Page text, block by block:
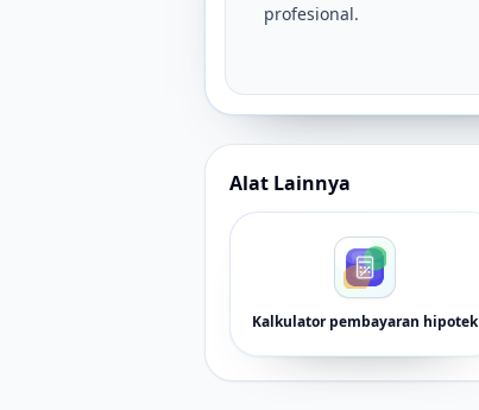
profesional.
Alat Lainnya
Kalkulator pembayaran hipotek